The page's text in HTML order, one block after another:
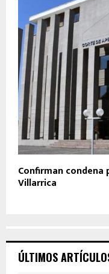
Confirman
Villarrica
ÚLTIMOS